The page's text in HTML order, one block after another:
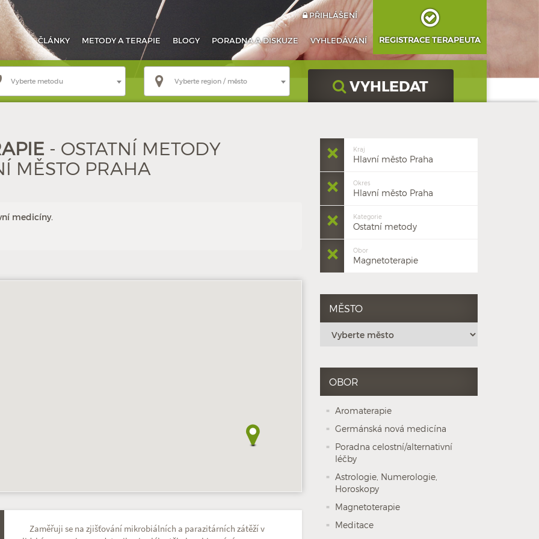
ČLÁNKY METODYA TERAPIE BLOGY PORADNAA DISKUZE VYHLEDÁVÁNÍ
PŘIHLÁŠENÍ
REGISTRACE TERAPEUTA
Vyberte metodu Vyberte region / město VYHLEDAT
- OSTATNÍ METODY
MĚSTO PRAHA
medicíny.
Zaměřuji se na zjišťování mikrobiálních a parazitárních zátěží v
Kraj
Hlavní město Praha
Okres
Hlavní město Praha
Kategorie
Ostatní metody
Obor
Magnetoterapie
MĚSTO
OBOR
Aromaterapie
Germánská nová medicína
Poradna celostní/alternativní
léčby
Astrologie, Numerologie,
Horoskopy
Magnetoterapie
Meditace